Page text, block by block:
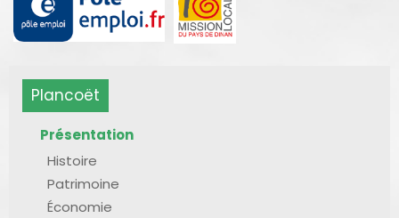
Plancoët
Présentation
Histoire
Patrimoine
Économie